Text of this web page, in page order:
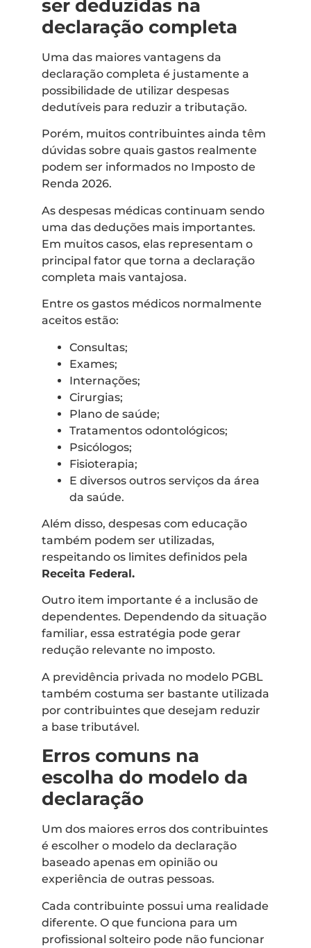
ser deduzidas na
declaração completa
Uma das maiores vantagens da
declaração completa é justamente a
possibilidade de utilizar despesas
dedutíveis para reduzir a tributação.
Porém, muitos contribuintes ainda têm
dúvidas sobre quais gastos realmente
podem ser informados no Imposto de
Renda 2026.
As despesas médicas continuam sendo
uma das deduções mais importantes.
Em muitos casos, elas representam o
principal fator que torna a declaração
completa mais vantajosa.
Entre os gastos médicos normalmente
aceitos estão:
Consultas;
Exames;
Internações;
Cirurgias;
Plano de saúde;
Tratamentos odontológicos;
Psicólogos;
Fisioterapia;
E diversos outros serviços da área
da saúde.
Além disso, despesas com educação
também podem ser utilizadas,
respeitando os limites definidos pela
Receita Federal.
Outro item importante é a inclusão de
dependentes. Dependendo da situação
familiar, essa estratégia pode gerar
redução relevante no imposto.
A previdência privada no modelo PGBL
também costuma ser bastante utilizada
por contribuintes que desejam reduzir
a base tributável.
Erros comuns na
escolha do modelo da
declaração
Um dos maiores erros dos contribuintes
é escolher o modelo da declaração
baseado apenas em opinião ou
experiência de outras pessoas.
Cada contribuinte possui uma realidade
diferente. O que funciona para um
profissional solteiro pode não funcionar